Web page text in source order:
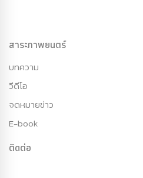
สาระภาพยนตร์
บทความ
วีดีโอ
จดหมายข่าว
E-book
ติดต่อ